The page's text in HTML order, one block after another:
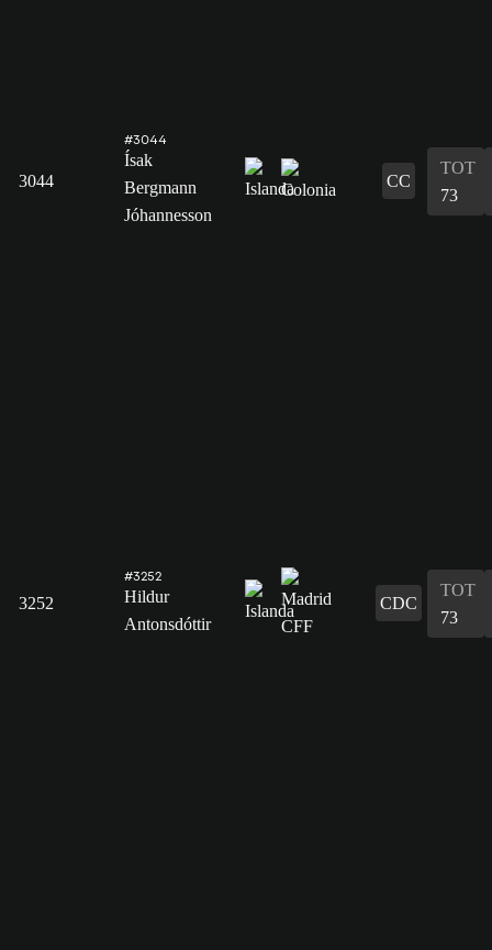
3044
#3044
Ísak
Bergmann
Jóhannesson
CC
TOT
73
3252
#3252
Hildur
Antonsdóttir
CDC
TOT
73